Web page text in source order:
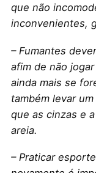
que não
inconvenientes,
– Fumantes
afim de não
ainda mais se
também levar
que as cinzas e
areia.
– Praticar